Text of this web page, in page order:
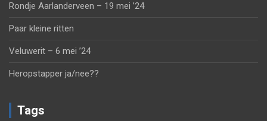
Rondje Aarlanderveen – 19 mei ’24
Paar kleine ritten
Veluwerit – 6 mei ’24
Heropstapper ja/nee??
Tags